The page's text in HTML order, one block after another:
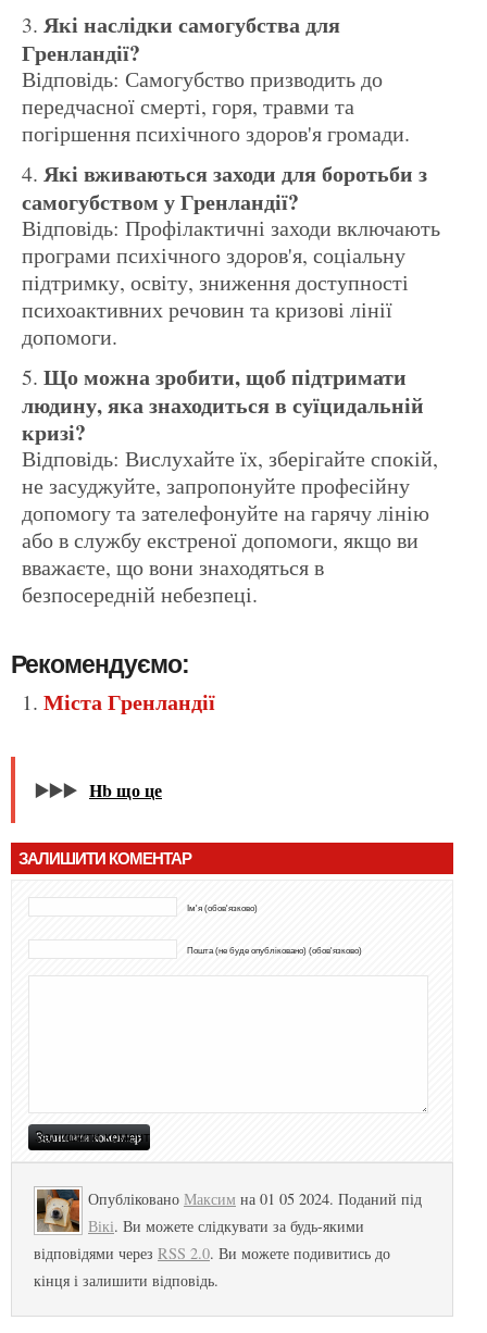
Які наслідки самогубства для
Гренландії?
Відповідь: Самогубство призводить до
передчасної смерті, горя, травми та
погіршення психічного здоров'я громади.
Які вживаються заходи для боротьби з
самогубством у Гренландії?
Відповідь: Профілактичні заходи включають
програми психічного здоров'я, соціальну
підтримку, освіту, зниження доступності
психоактивних речовин та кризові лінії
допомоги.
Що можна зробити, щоб підтримати
людину, яка знаходиться в суїцидальній
кризі?
Відповідь: Вислухайте їх, зберігайте спокій,
не засуджуйте, запропонуйте професійну
допомогу та зателефонуйте на гарячу лінію
або в службу екстреної допомоги, якщо ви
вважаєте, що вони знаходяться в
безпосередній небезпеці.
Рекомендуємо:
Міста Гренландії
▶️▶️▶️ Hb що це
ЗАЛИШИТИ КОМЕНТАР
Ім'я (обов'язково)
Пошта (не буде опубліковано) (обов'язково)
Опубліковано Максим на 01 05 2024. Поданий під
Вікі. Ви можете слідкувати за будь-якими
відповідями через RSS 2.0. Ви можете подивитись до
кінця і залишити відповідь.